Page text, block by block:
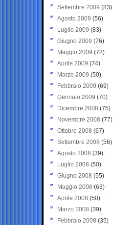
Settembre 2009 (83)
Agosto 2009 (56)
Luglio 2009 (83)
Giugno 2009 (76)
Maggio 2009 (72)
Aprile 2009 (74)
Marzo 2009 (50)
Febbraio 2009 (69)
Gennaio 2009 (70)
Dicembre 2008 (75)
Novembre 2008 (77)
Ottobre 2008 (67)
Settembre 2008 (56)
Agosto 2008 (39)
Luglio 2008 (50)
Giugno 2008 (55)
Maggio 2008(63)
Aprile 2008 (50)
Marzo 2008 (39)
Febbraio 2008 (35)